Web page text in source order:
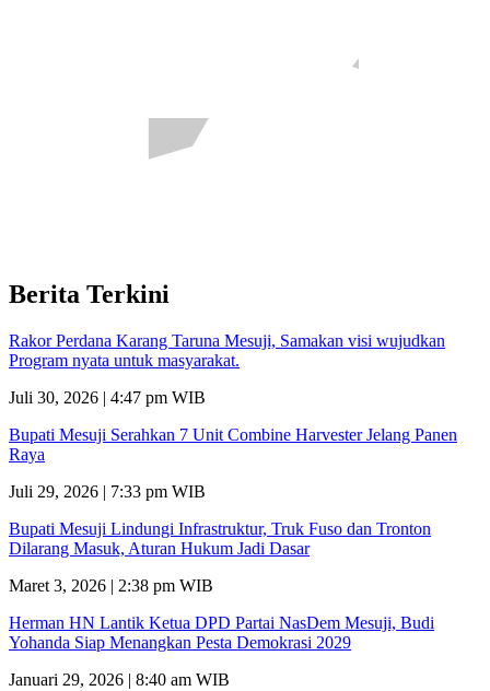
Berita Terkini
Rakor Perdana Karang Taruna Mesuji, Samakan visi wujudkan
Program nyata untuk masyarakat.
Juli 30, 2026 | 4:47 pm WIB
Bupati Mesuji Serahkan 7 Unit Combine Harvester Jelang Panen
Raya
Juli 29, 2026 | 7:33 pm WIB
Bupati Mesuji Lindungi Infrastruktur, Truk Fuso dan Tronton
Dilarang Masuk, Aturan Hukum Jadi Dasar
Maret 3, 2026 | 2:38 pm WIB
Herman HN Lantik Ketua DPD Partai NasDem Mesuji, Budi
Yohanda Siap Menangkan Pesta Demokrasi 2029
Januari 29, 2026 | 8:40 am WIB